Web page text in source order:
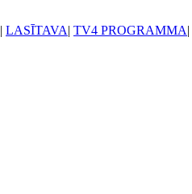
| LASĪTAVA| TV4 PROGRAMMA|